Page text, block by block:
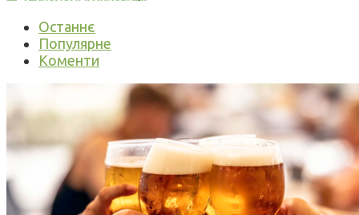
Останнє
Популярне
Коменти